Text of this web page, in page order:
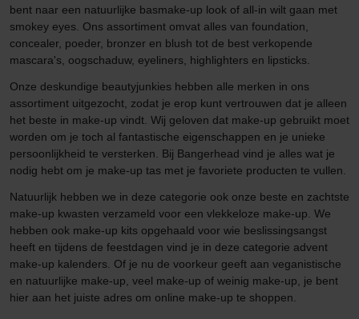
bent naar een natuurlijke basmake-up look of all-in wilt gaan met
smokey eyes. Ons assortiment omvat alles van foundation,
concealer, poeder, bronzer en blush tot de best verkopende
mascara's, oogschaduw, eyeliners, highlighters en lipsticks.
Onze deskundige beautyjunkies hebben alle merken in ons
assortiment uitgezocht, zodat je erop kunt vertrouwen dat je alleen
het beste in make-up vindt. Wij geloven dat make-up gebruikt moet
worden om je toch al fantastische eigenschappen en je unieke
persoonlijkheid te versterken. Bij Bangerhead vind je alles wat je
nodig hebt om je make-up tas met je favoriete producten te vullen.
Natuurlijk hebben we in deze categorie ook onze beste en zachtste
make-up kwasten verzameld voor een vlekkeloze make-up. We
hebben ook make-up kits opgehaald voor wie beslissingsangst
heeft en tijdens de feestdagen vind je in deze categorie advent
make-up kalenders. Of je nu de voorkeur geeft aan veganistische
en natuurlijke make-up, veel make-up of weinig make-up, je bent
hier aan het juiste adres om online make-up te shoppen.